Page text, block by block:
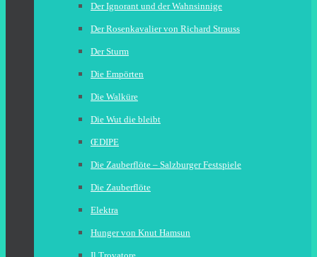
Der Ignorant und der Wahnsinnige
Der Rosenkavalier von Richard Strauss
Der Sturm
Die Empörten
Die Walküre
Die Wut die bleibt
ŒDIPE
Die Zauberflöte – Salzburger Festspiele
Die Zauberflöte
Elektra
Hunger von Knut Hamsun